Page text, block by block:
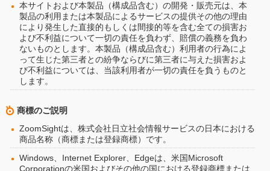
本サイトおよび本製品（構成品含む）の開発・販売元は、本
製品の利用または本製品によるサービスの提供その他の理由
により発生した直接的もしくは間接的等を含む全ての損害お
よび不利益について一切の責任を負わず、賠償の義務を負わ
ないものとします。本製品（構成品含む）利用者の行為によ
って生じた第三者との紛争ならびに第三者に与えた損害およ
び不利益については、当該利用者が一切の責任を負うものと
します。
商標のご説明
ZoomSightは、株式会社日立社会情報サービスの日本における
商品名称（商標または登録商標）です。
Windows、Internet Explorer、Edgeは、米国Microsoft
Corporationの米国およびその他の国における登録商標または